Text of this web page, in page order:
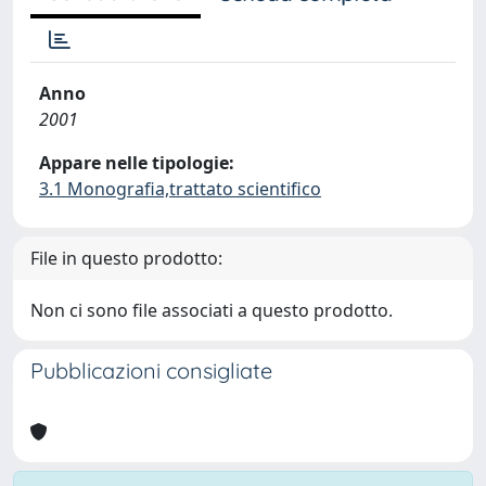
Anno
2001
Appare nelle tipologie:
3.1 Monografia,trattato scientifico
File in questo prodotto:
Non ci sono file associati a questo prodotto.
Pubblicazioni consigliate